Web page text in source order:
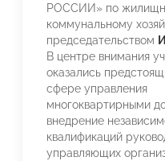
РОССИИ» по
коммунальному
председательством
В центре внимания
оказались
сфере управления
многоквартирными
внедрение
квалификаций
управляющих